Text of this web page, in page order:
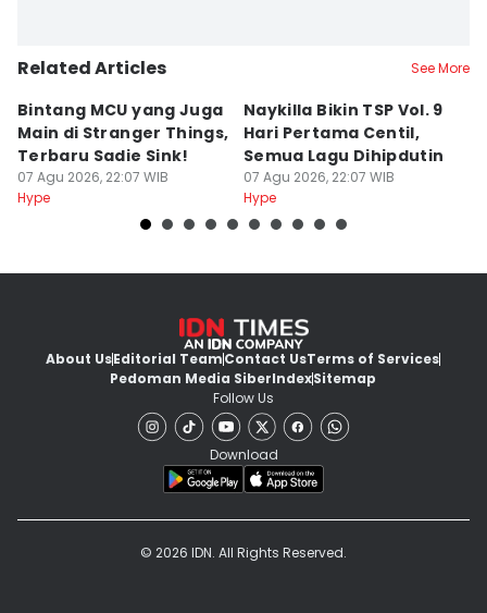
Related Articles See More
Bintang MCU yang Juga
Main di Stranger Things,
Terbaru Sadie Sink!
07 Agu 2026, 22:07 WIB
Hype
Naykilla Bikin TSP Vol. 9
Hari Pertama Centil,
Semua Lagu Dihipdutin
07 Agu 2026, 22:07 WIB
Hype
About UsEditorial TeamContact UsTerms of Services
Pedoman Media SiberIndexSitemap
Follow Us
Download
© 2026 IDN. All Rights Reserved.